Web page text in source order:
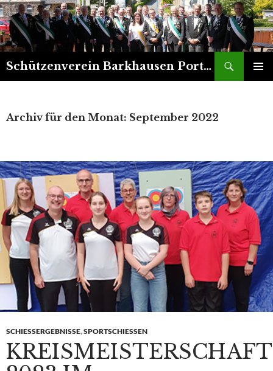
Schützenverein Barkhausen Porta 1899 e.V.
Suchen
Archiv für den Monat: September 2022
SCHIESSERGEBNISSE ,SPORTSCHIESSEN
KREISMEISTERSCHAFT